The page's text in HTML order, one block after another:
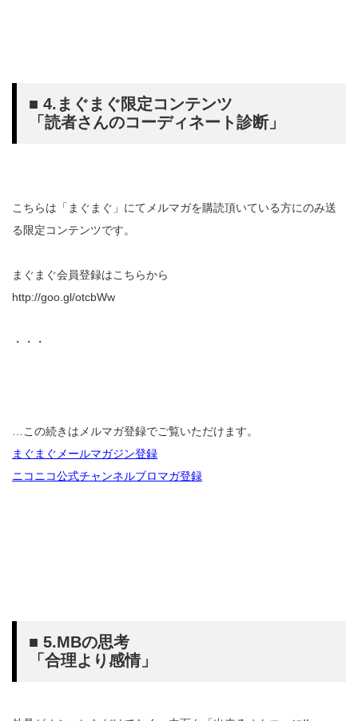
■ 4.まぐまぐ限定コンテンツ
「読者さんのコーディネート診断」
こちらは「まぐまぐ」にてメルマガを購読頂いている方にのみ送
る限定コンテンツです。
まぐまぐ会員登録はこちらから
http://goo.gl/otcbWw
・・・
…この続きはメルマガ登録でご覧いただけます。
まぐまぐメールマガジン登録
ニコニコ公式チャンネルブロマガ登録
■ 5.MBの思考
「合理より感情」